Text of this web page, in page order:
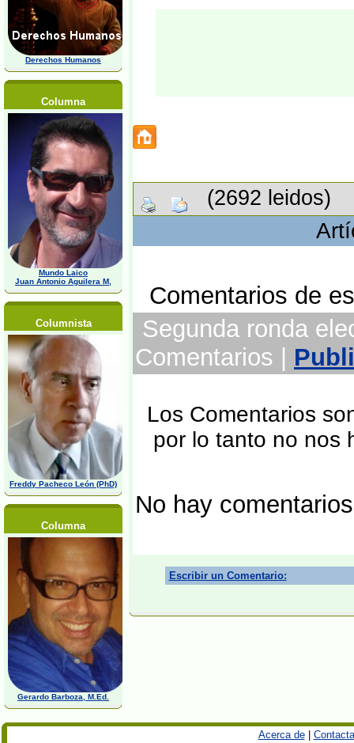
Derechos Humanos
Columna
Mundo Laico
Juan Antonio Aguilera M,
Columnista
Freddy Pacheco León (PhD)
Columna
Gerardo Barboza, M.Ed.
(2692 leidos)
Comentarios de
Segunda ronda
Comentarios |
Los Comentarios
por lo tanto no nos
No hay
Escribir un Comentario:
Acerca de|